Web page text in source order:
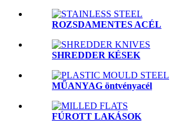
ROZSDAMENTES ACÉL
SHREDDER KÉSEK
MŰANYAG öntvényacél
FÚROTT LAKÁSOK